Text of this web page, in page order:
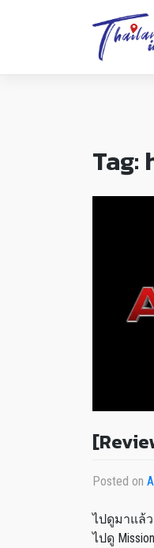
Tag:
Posted on
ไปดูมาแล้
ไปดู